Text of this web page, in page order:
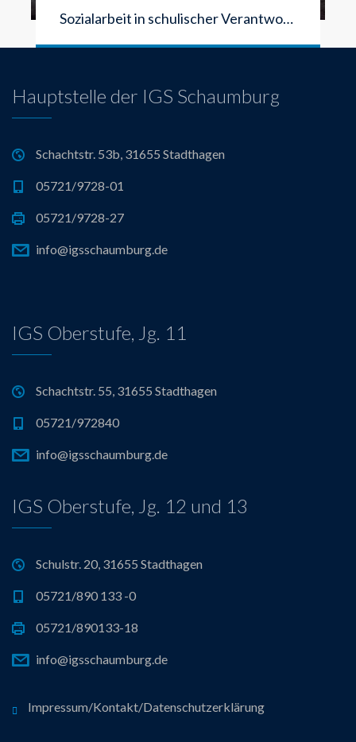
Sozialarbeit in schulischer Verantwortung
Hauptstelle der IGS Schaumburg
Schachtstr. 53b, 31655 Stadthagen
05721/9728-01
05721/9728-27
info@igsschaumburg.de
IGS Oberstufe, Jg. 11
Schachtstr. 55, 31655 Stadthagen
05721/972840
info@igsschaumburg.de
IGS Oberstufe, Jg. 12 und 13
Schulstr. 20, 31655 Stadthagen
05721/890 133 -0
05721/890133-18
info@igsschaumburg.de
Impressum/Kontakt/Datenschutzerklärung